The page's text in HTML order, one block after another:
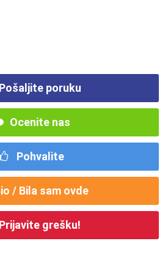
Pošaljite poruku
Ocenite nas
Pohvalite
/ Bila sam ovde
Prijavite grešku!